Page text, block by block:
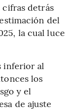
cifras detrás
del
la cual luce
inferior al
los
y el
de ajuste